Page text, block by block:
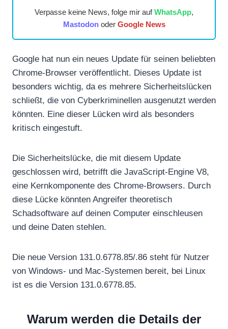
Verpasse keine News, folge mir aufWhatsApp,
Mastodonoder Google News
Google hat nun ein neues Update für seinen beliebten
Chrome-Browser veröffentlicht. Dieses Update ist
besonders wichtig, da es mehrere Sicherheitslücken
schließt, die von Cyberkriminellen ausgenutzt werden
könnten. Eine dieser Lücken wird als besonders
kritisch eingestuft.
Die Sicherheitslücke, die mit diesem Update
geschlossen wird, betrifft die JavaScript-Engine V8,
eine Kernkomponente des Chrome-Browsers. Durch
diese Lücke könnten Angreifer theoretisch
Schadsoftware auf deinen Computer einschleusen
und deine Daten stehlen.
Die neue Version 131.0.6778.85/.86 steht für Nutzer
von Windows- und Mac-Systemen bereit, bei Linux
ist es die Version 131.0.6778.85.
Warum werden die Details der